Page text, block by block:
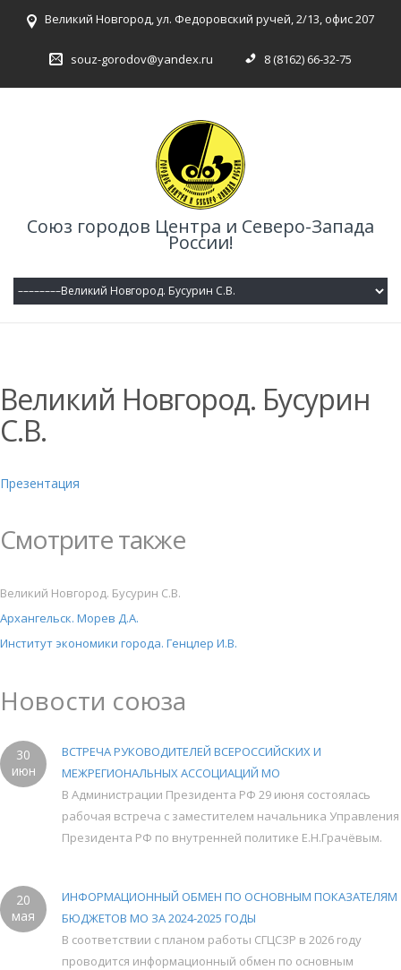
Великий Новгород, ул. Федоровский ручей, 2/13, офис 207
souz-gorodov@yandex.ru 8 (8162) 66-32-75
Союз городов Центра и Северо-Запада
России!
Великий Новгород. Бусурин
С.В.
Презентация
Смотрите также
Великий Новгород. Бусурин С.В.
Архангельск. Морев Д.А.
Институт экономики города. Генцлер И.В.
Новости союза
30
июн
ВСТРЕЧА РУКОВОДИТЕЛЕЙ ВСЕРОССИЙСКИХ И
МЕЖРЕГИОНАЛЬНЫХ АССОЦИАЦИЙ МО
В Администрации Президента РФ 29 июня состоялась
рабочая встреча с заместителем начальника Управления
Президента РФ по внутренней политике Е.Н.Грачёвым.
20
мая
ИНФОРМАЦИОННЫЙ ОБМЕН ПО ОСНОВНЫМ ПОКАЗАТЕЛЯМ
БЮДЖЕТОВ МО ЗА 2024-2025 ГОДЫ
В соответствии с планом работы СГЦСЗР в 2026 году
проводится информационный обмен по основным